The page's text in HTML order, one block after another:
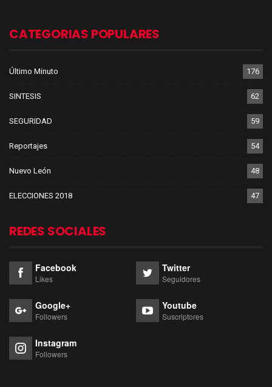
CATEGORIAS POPULARES
Último Minuto 176
SINTESIS 62
SEGURIDAD 59
Reportajes 54
Nuevo León 48
ELECCIONES 2018 47
REDES SOCIALES
Facebook
Likes
Twitter
Seguidores
Google+
Followers
Youtube
Suscriptores
Instagram
Followers